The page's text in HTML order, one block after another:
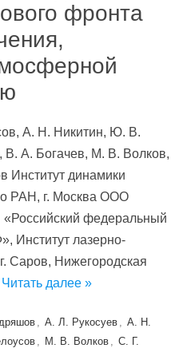
фронта
А. Н. Никитин, Ю. В.
А. Богачев, М. В. Волков,
Институт динамики
РАН, г. Москва ООО
«Российский федеральный
Институт лазерно-
Саров, Нижегородская
Читать далее »
, А. Л. Рукосуев , А. Н.
, М. В. Волков , С. Г.